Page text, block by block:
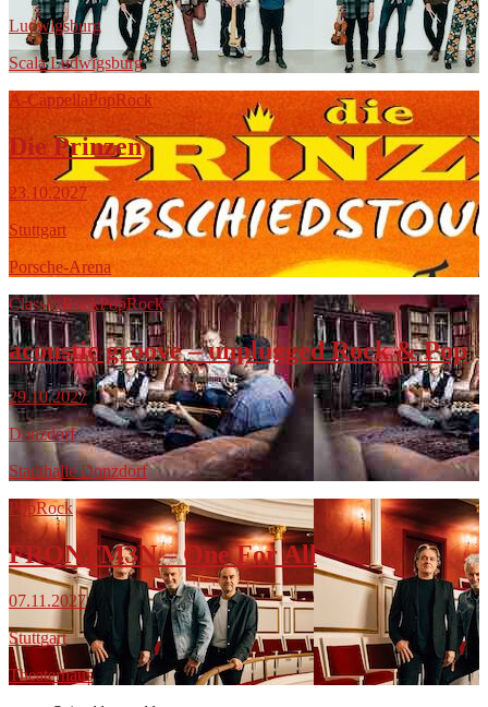
Ludwigsburg
Scala Ludwigsburg
A-CappellaPopRock
Die Prinzen
23.10.2027
Stuttgart
Porsche-Arena
Classic RockPopRock
acoustic groove – unplugged Rock & Pop
29.10.2027
Donzdorf
Stadthalle Donzdorf
PopRock
FRONTM3N – One For All
07.11.2027
Stuttgart
Theaterhaus